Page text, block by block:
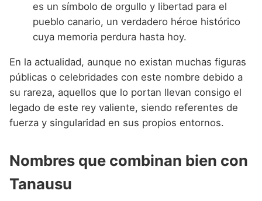
es un símbolo de orgullo y libertad para el
pueblo canario, un verdadero héroe histórico
cuya memoria perdura hasta hoy.
En la actualidad, aunque no existan muchas figuras
públicas o celebridades con este nombre debido a
su rareza, aquellos que lo portan llevan consigo el
legado de este rey valiente, siendo referentes de
fuerza y singularidad en sus propios entornos.
Nombres que combinan bien con
Tanausu